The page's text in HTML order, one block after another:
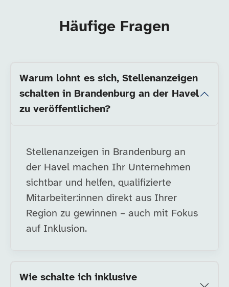
Häufige Fragen
Warum lohnt es sich, Stellenanzeigen
schalten in Brandenburg an der Havel
zu veröffentlichen?
Stellenanzeigen in Brandenburg an
der Havel machen Ihr Unternehmen
sichtbar und helfen, qualifizierte
Mitarbeiter:innen direkt aus Ihrer
Region zu gewinnen – auch mit Fokus
auf Inklusion.
Wie schalte ich inklusive